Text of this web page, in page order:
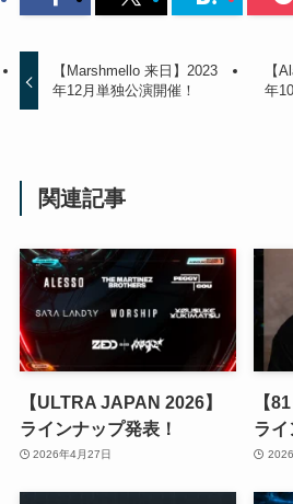
【Marshmello 来日】2023
年12月単独公演開催！
【
年
関連記事
【ULTRA JAPAN 2026】
ラインナップ発表！
2026年4月27日
【
ライ